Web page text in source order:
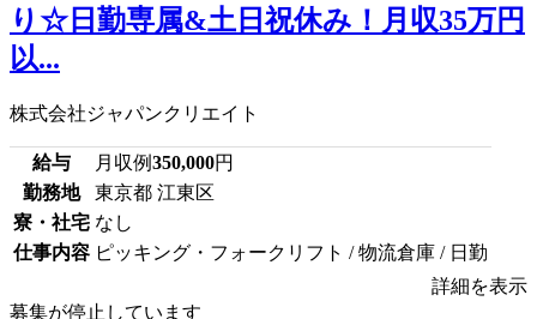
り☆日勤専属&土日祝休み！月収35万円
以...
株式会社ジャパンクリエイト
給与 月収例350,000円
勤務地
東京都 江東区
寮・社宅 なし
仕事内容 ピッキング・フォークリフト / 物流倉庫 / 日勤
詳細を表示
募集が停止しています